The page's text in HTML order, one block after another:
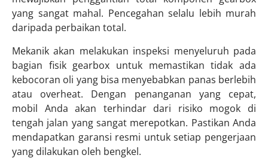
yang sangat mahal. Pencegahan selalu lebih murah
daripada perbaikan total.
Mekanik akan melakukan inspeksi menyeluruh pada
bagian fisik gearbox untuk memastikan tidak ada
kebocoran oli yang bisa menyebabkan panas berlebih
atau overheat. Dengan penanganan yang cepat,
mobil Anda akan terhindar dari risiko mogok di
tengah jalan yang sangat merepotkan. Pastikan Anda
mendapatkan garansi resmi untuk setiap pengerjaan
yang dilakukan oleh bengkel.